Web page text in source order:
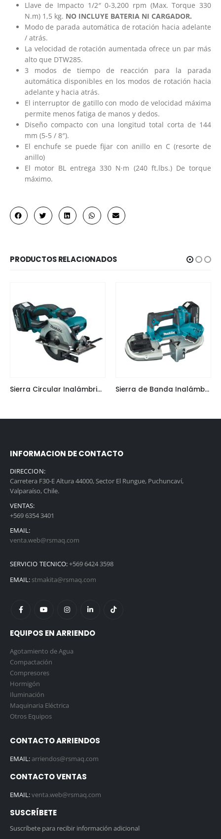
Llave de Impacto 1/2″ 0-3,200 rpm (Max. Torque 330
N.m) 1,5 kg. NO INCLUYE BATERIA NI CARGADOR.
Modo de parada automática de rotación hacia adelante
/ atrás.
La velocidad de rotación aumentada ofrece un par más
alto que DTW285.
3 modos de tiempo de reacción para la parada
automática disponibles en los modos de rotación hacia
adelante y hacia atrás.
El interruptor de gatillo con modo de velocidad máxima
permite menos fatiga de manos y dedos.
Diseño compacto con una longitud total corta de 144
mm (5-5 / 8″).
El enchufe se puede fijar con anillo en C (resorte de
anillo)
El motor BL entrega 330 N·m (240 ft.lbs.) De torque
máximo.
PRODUCTOS RELACIONADOS
Sierra Circular Inalámbrica DSS501 Sierra de Banda Inalámbrica 18V LXT DPB183 MAKITA
INFORMACION DE CONTACTO
DIRECCION:
Carretera F30-E Altura 44000, Sector El Rungue, Puchuncaví,
Valparaíso, Chile.
VENTAS:
+569 6354 3401
EMAIL:
venta.web@rsmaq.com
SERVICIO TECNICO:+569 6424 3598
EMAIL: stmakita@rsmaq.com
EQUIPOS EN ARRIENDO
Agotamiento de Agua
Compactación
Compresores
Hormigón
Iluminación
Maquinaria Eléctrica
Otros Equipos
CONTACTO ARRIENDOS
EMAIL:arriendos@rsmaq.com
CONTACTO VENTAS
EMAIL:venta.web@rsmaq.com
SUSCRÍBETE
Suscríbete para recibir información adicional